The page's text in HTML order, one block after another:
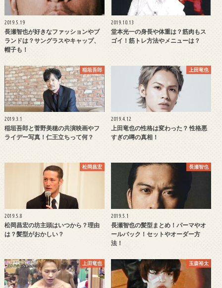
2019.5.19
長瀬智也が好きなファッションやブ
ランドは？サングラスやキャップ、
帽子も！
2019.10.13
堂本光一の身長や体重は？筋肉もス
ゴイ！筋トレ方法やメニューは？
稲垣吾郎
2019.3.1
稲垣吾郎と菅野美穂の共演映画やフ
ライデー写真！仁王立ちって何？
上田竜也
2019.4.12
上田竜也の性格は変わった？ 性格悪
すぎの噂の真相！
松岡昌宏
2019.5.8
松岡昌宏の坊主頭はいつから？理由
は？髪型がおかしい？
長瀬智也
2019.5.1
長瀬智也の髪型まとめ！パーマやオ
ールバック！セットやオーダー方
法！
上田竜也 玉森裕太